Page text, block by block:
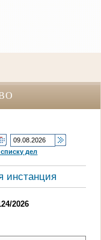
дел
инстанция
2026